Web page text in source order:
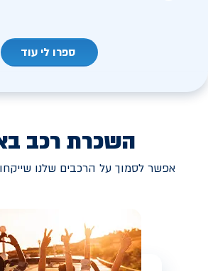
ספרו לי עוד
השכרת רכב
אפשר לסמוך על הרכבים שלנו